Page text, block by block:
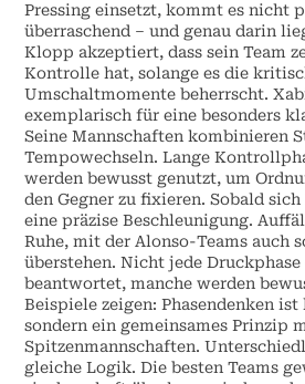
Pressing einsetzt, kommt es nicht
überraschend – und genau darin
Klopp akzeptiert, dass sein Team
Kontrolle hat, solange es die
Umschaltmomente beherrscht.
exemplarisch für eine besonders
Seine Mannschaften kombinieren
Tempowechseln. Lange
werden bewusst genutzt, um
den Gegner zu fixieren. Sobald
eine präzise Beschleunigung.
Ruhe, mit der Alonso-Teams auch
überstehen. Nicht jede Druckphase
beantwortet, manche werden
Beispiele zeigen: Phasendenken
sondern ein gemeinsames Prinzip
Spitzenmannschaften.
gleiche Logik. Die besten Teams